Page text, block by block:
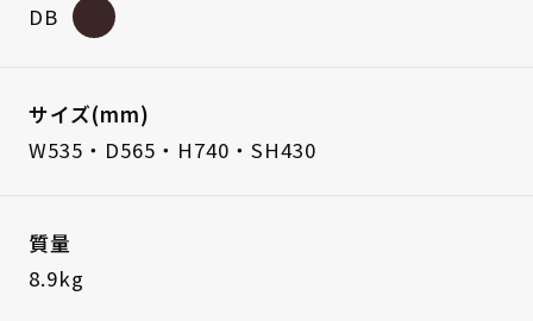
DB
サイズ(mm)
W535・D565・H740・SH430
質量
8.9kg